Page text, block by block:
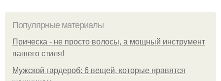
Популярные материалы
Прическа - не просто волосы, а мощный инструмент
вашего стиля!
Мужской гардероб: 6 вещей, которые нравятся